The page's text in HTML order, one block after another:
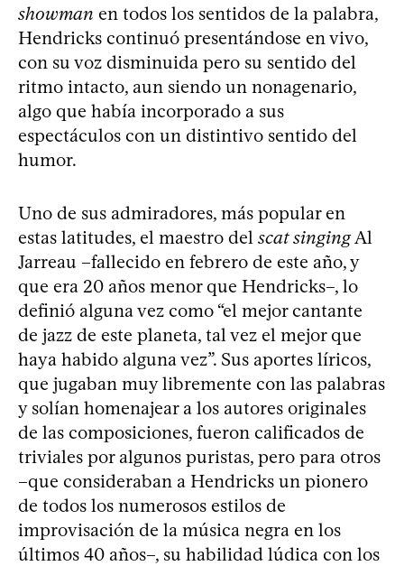
showman en todos los sentidos de la palabra,
Hendricks continuó presentándose en vivo,
con su voz disminuida pero su sentido del
ritmo intacto, aun siendo un nonagenario,
algo que había incorporado a sus
espectáculos con un distintivo sentido del
humor.
Uno de sus admiradores, más popular en
estas latitudes, el maestro del scat singingAl
Jarreau –fallecido en febrero de este año, y
que era 20 años menor que Hendricks–, lo
definió alguna vez como “el mejor cantante
de jazz de este planeta, tal vez el mejor que
haya habido alguna vez”. Sus aportes líricos,
que jugaban muy libremente con las palabras
y solían homenajear a los autores originales
de las composiciones, fueron calificados de
triviales por algunos puristas, pero para otros
–que consideraban a Hendricks un pionero
de todos los numerosos estilos de
improvisación de la música negra en los
últimos 40 años–, su habilidad lúdica con los